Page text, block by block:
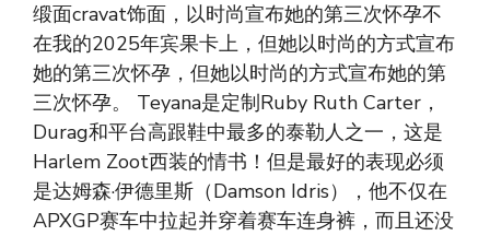
缎面cravat饰面，以时尚宣布她的第三次怀孕不
在我的2025年宾果卡上，但她以时尚的方式宣布
她的第三次怀孕，但她以时尚的方式宣布她的第
三次怀孕。 Teyana是定制Ruby Ruth Carter，
Durag和平台高跟鞋中最多的泰勒人之一，这是
Harlem Zoot西装的情书！但是最好的表现必须
是达姆森·伊德里斯（Damson Idris），他不仅在
APXGP赛车中拉起并穿着赛车连身裤，而且还没